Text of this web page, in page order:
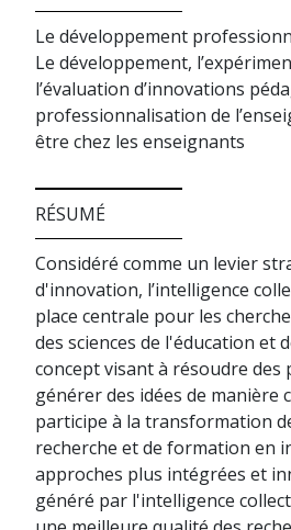
Le développement
Le développement,
l’évaluation d’innovations
professionnalisation de
être chez les enseignants
RÉSUMÉ
Considéré comme un levier
d'innovation, l’intelligence
place centrale pour les
des sciences de l'éducation et
concept visant à résoudre des
générer des idées de manière
participe à la transformation
recherche et de formation en
approches plus intégrées et
généré par l'intelligence